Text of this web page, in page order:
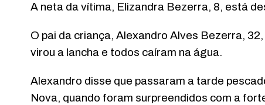
A neta da vítima, Elizandra Bezerra, 8, está
O pai da criança, Alexandro Alves Bezerra,
virou a lancha e todos caíram na água.
Alexandro disse que passaram a tarde
Nova, quando foram surpreendidos com a